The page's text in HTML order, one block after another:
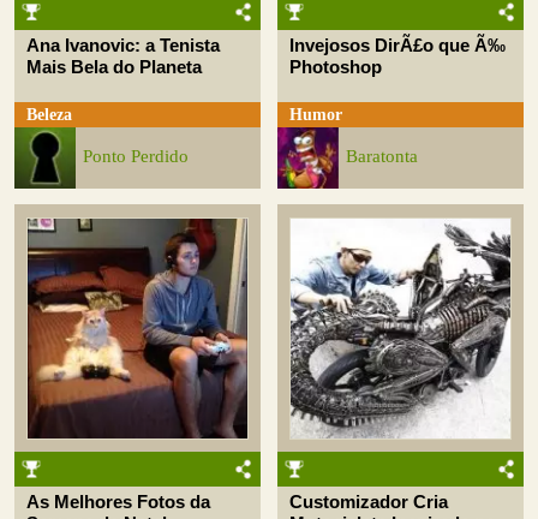
Ana Ivanovic: a Tenista
Mais Bela do Planeta
Beleza
Ponto Perdido
Invejosos DirÃ£o que Ã‰
Photoshop
Humor
Baratonta
As Melhores Fotos da
Customizador Cria